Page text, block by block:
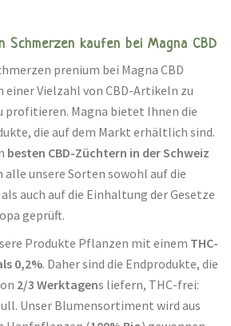
Schmerzen kaufen bei Magna CBD
prenium bei Magna CBD
einer Vielzahl von CBD-Artikeln zu
profitieren. Magna bietet Ihnen die
die auf dem Markt erhältlich sind.
besten CBD-Züchtern in der Schweiz
alle unsere Sorten sowohl auf die
auch auf die Einhaltung der Gesetze
geprüft.
Produkte Pflanzen mit einem THC-
0,2%. Daher sind die Endprodukte, die
2/3 Werktagens liefern, THC-frei:
Unser Blumensortiment wird aus